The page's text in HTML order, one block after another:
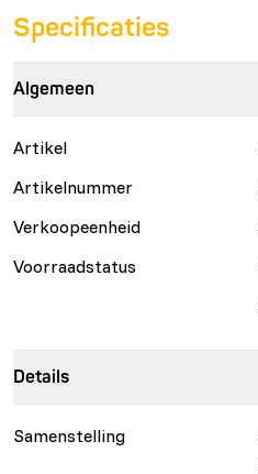
Specificaties
Algemeen
Artikel
Artikelnummer
Verkoopeenheid
Voorraadstatus
Details
Samenstelling